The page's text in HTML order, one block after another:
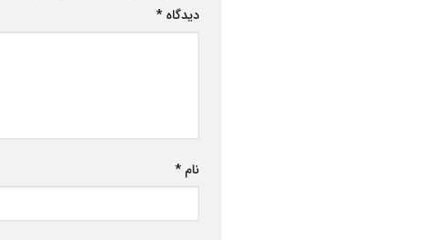
دیدگاه *
نام *